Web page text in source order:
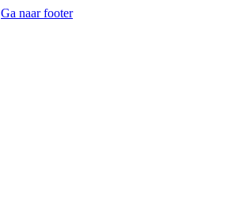
Ga naar footer